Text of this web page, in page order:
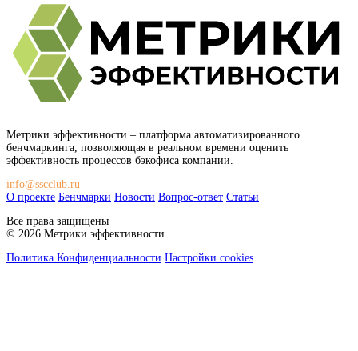
Метрики эффективности – платформа автоматизированного
бенчмаркинга, позволяющая в реальном времени оценить
эффективность процессов бэкофиса компании.
info@sscclub.ru
О проекте Бенчмарки Новости Вопрос-ответ Статьи
Все права защищены
© 2026 Метрики эффективности
Политика Конфиденциальности Настройки cookies